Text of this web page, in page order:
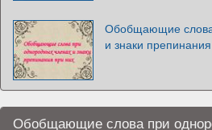
Обобщающие
и знаки
Обобщающие слова при